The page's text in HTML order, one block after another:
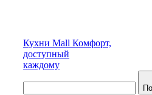
Кухни Mall Комфорт,
доступный
каждому